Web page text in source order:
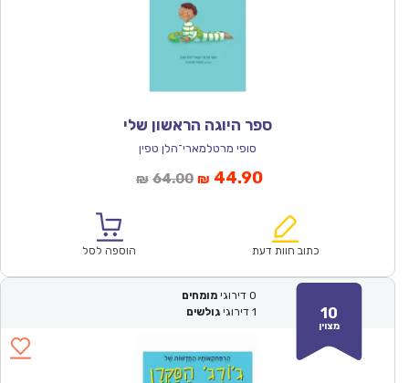
ספר היוגה הראשון שלי
סופי מרטלמארי־הלן טפין
₪ 64.00המחיר
₪64.00.
₪ 44.90המחיר
הוא:
כתוב חוות דעת הוספה לסל
10
מצוין
0 דירוגי מומחים
1 דירוגי גולשים